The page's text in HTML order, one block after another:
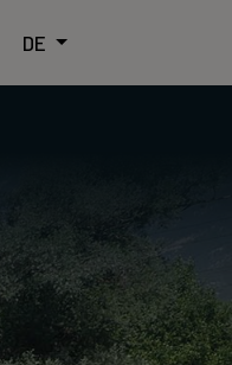
DE